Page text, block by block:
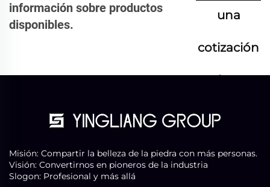
información sobre productos
disponibles.
una
cotización
ahora
Misión: Compartir la belleza de la piedra con más personas.
Visión: Convertirnos en pioneros de la industria
Slogon: Profesional y más allá